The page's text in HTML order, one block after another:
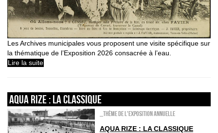
Les Archives municipales vous proposent une visite spécifique sur
la thématique de l’Exposition 2026 consacrée à l’eau.
Lire la suite
Aqua Rize : la classique
_Thème de l'exposition annuelle
AQUA RIZE : LA CLASSIQUE